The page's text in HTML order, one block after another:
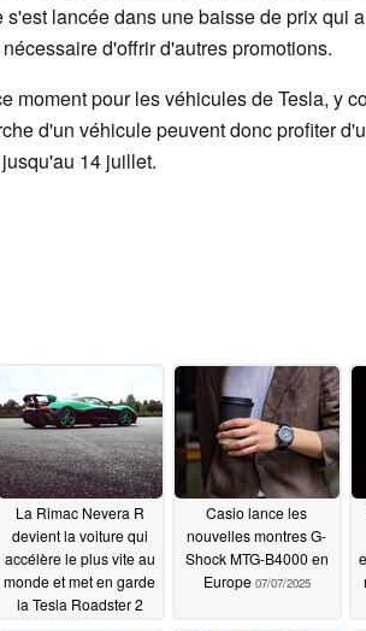
lancée dans une baisse de prix qui
d'offrir d'autres promotions.
moment pour les véhicules de Tesla, y
d'un véhicule peuvent donc profiter
14 juillet.
La Rimac Nevera R
devient la voiture qui
accélère le plus vite au
monde et met en garde
la Tesla Roadster 2
Casio lance les
nouvelles montres G-
Shock MTG-B4000 en
Europe 07/07/2025